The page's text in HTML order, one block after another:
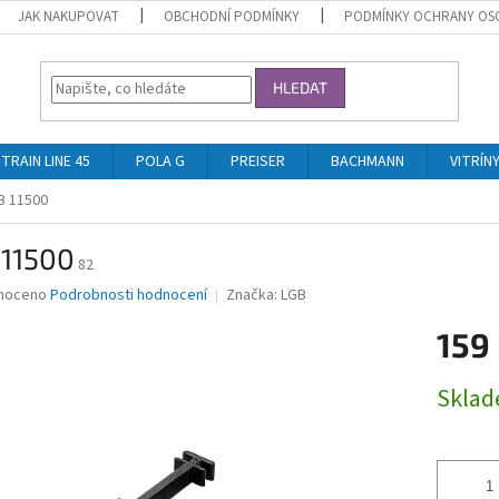
JAK NAKUPOVAT OBCHODNÍ PODMÍNKY PODMÍNKY OCHRANY
HLEDAT
TRAIN LINE 45 POLA G PREISER BACHMANN
11500
82
Podrobnosti hodnocení Značka: LGB
159
cena: